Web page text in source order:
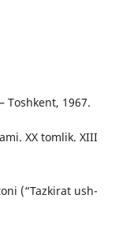
Toshkent, 1967.
XX tomlik. XIII
(“Tazkirat ush-